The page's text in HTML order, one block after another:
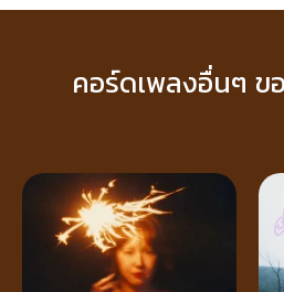
คอร์ดเพลงอื่นๆ ข